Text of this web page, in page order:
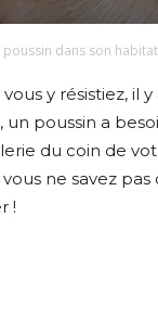
dans son
y résistiez, il
poussin a
du coin de
ne savez
!